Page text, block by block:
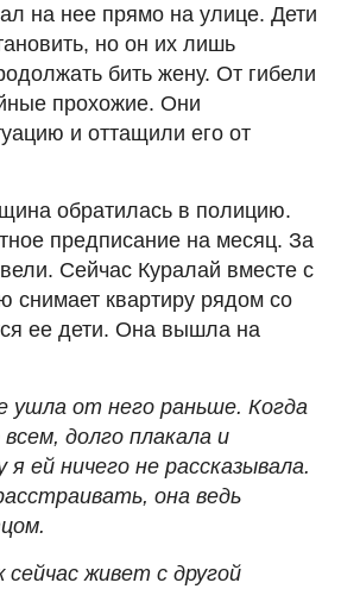
на нее прямо на улице. Дети
но он их лишь
бить жену. От гибели
прохожие. Они
и оттащили его от
обратилась в полицию.
предписание на месяц. За
Сейчас Куралай вместе с
снимает квартиру рядом со
ее дети. Она вышла на
ушла от него раньше. Когда
долго плакала и
я ей ничего не рассказывала.
она ведь
живет с другой